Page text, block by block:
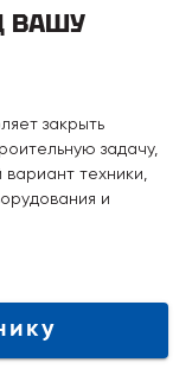
ВАШУ
закрыть
задачу,
техники,
и